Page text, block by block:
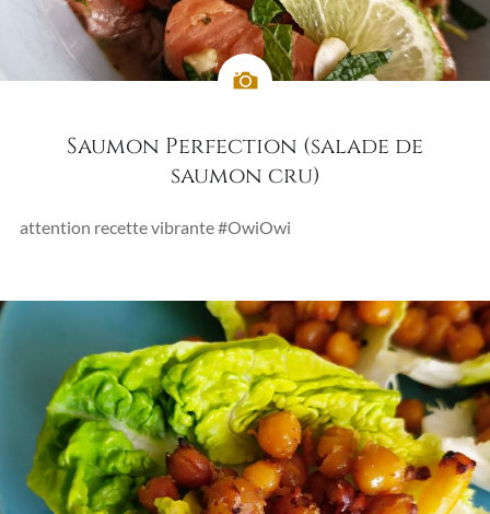
Saumon Perfection (salade de
saumon cru)
attention recette vibrante #OwiOwi